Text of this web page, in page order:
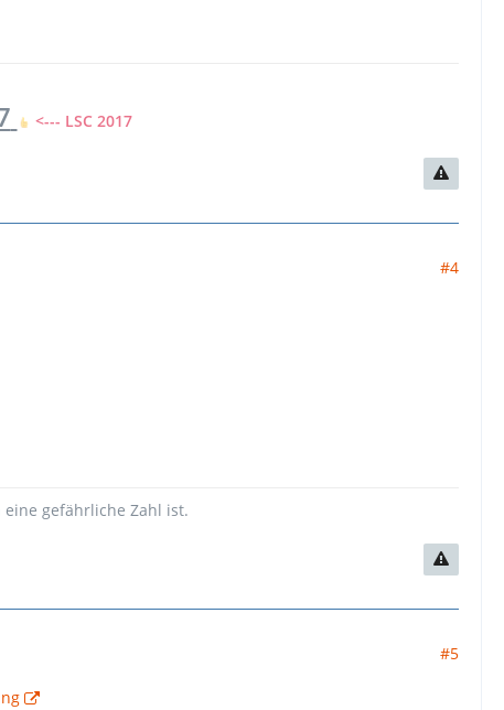
<--- LSC 2017
#4
gefährliche Zahl ist.
#5